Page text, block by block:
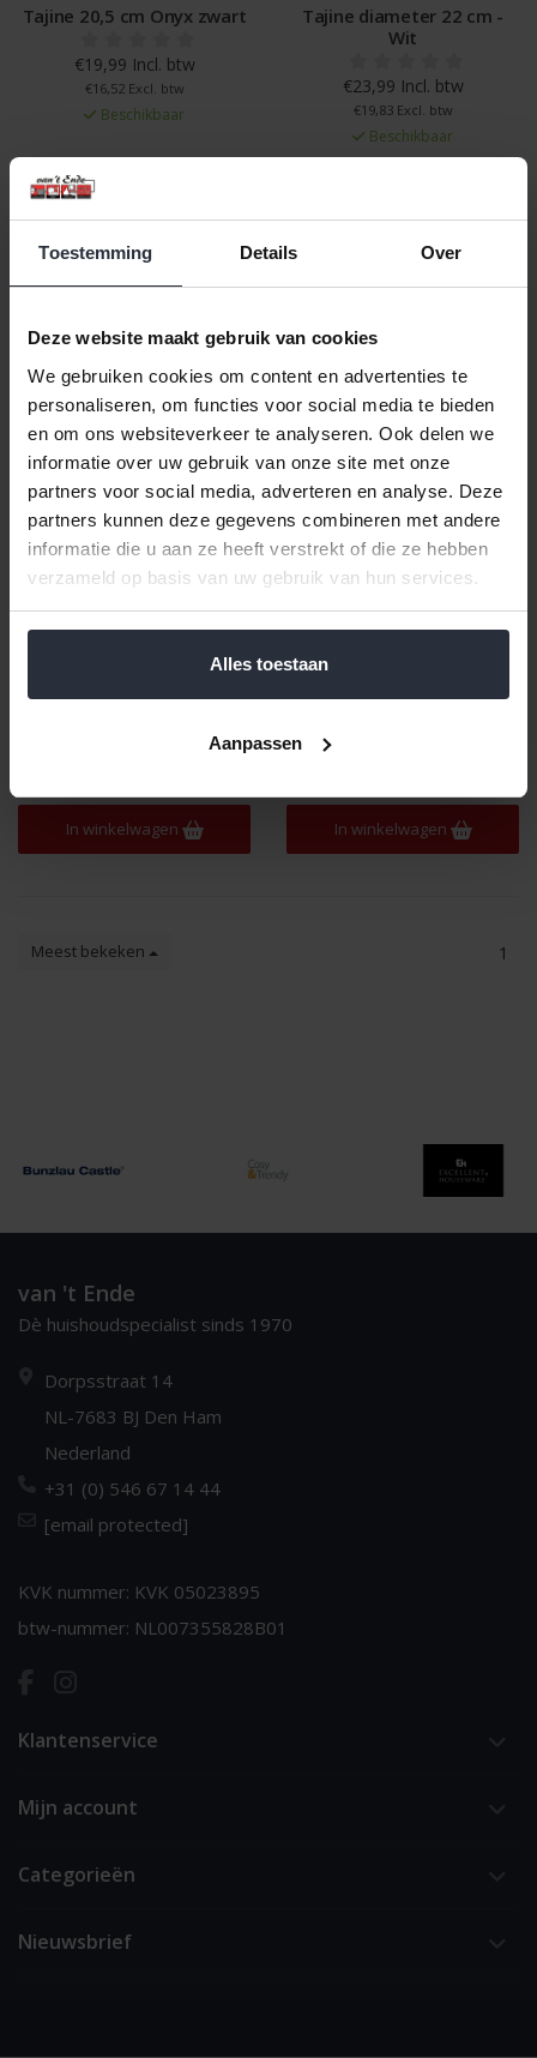
Toestemming Details Over
Deze website maakt gebruik van cookies
We gebruiken cookies om content en advertenties te
personaliseren, om functies voor social media te bieden
en om ons websiteverkeer te analyseren. Ook delen we
informatie over uw gebruik van onze site met onze
partners voor social media, adverteren en analyse. Deze
partners kunnen deze gegevens combineren met andere
informatie die u aan ze heeft verstrekt of die ze hebben
verzameld op basis van uw gebruik van hun services.
Alles toestaan
Aanpassen
Tajine 20,5 cm Onyx zwart
€19,99 Incl. btw
€16,52 Excl. btw
Beschikbaar
In winkelwagen
Tajine diameter 22 cm -
Wit
€23,99 Incl. btw
€19,83 Excl. btw
Beschikbaar
Veilig achteraf betalen, tot 14 dagen na aankoop
Gratis verzending vanaf €60,=
Tajine Brisbane 13cm
In winkelwagen
Tajine 25cm zwart-oranje
In winkelwagen
Meest bekeken 1
van 't Ende
Dè huishoudspecialist sinds 1970
Dorpsstraat 14
NL-7683 BJ Den Ham
Nederland
+31 (0) 546 67 14 44
[email protected]
KVK nummer: KVK 05023895
btw-nummer: NL007355828B01
Klantenservice
Mijn account
Categorieën
Nieuwsbrief